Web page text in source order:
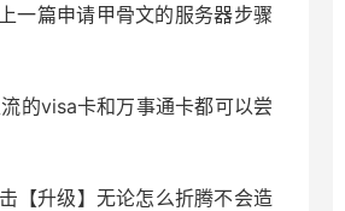
一篇申请甲骨文的服务器步骤
的visa卡和万事通卡都可以尝
【升级】无论怎么折腾不会造